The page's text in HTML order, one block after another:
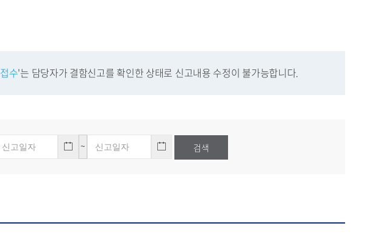
접수'는 담당자가 결함신고를 확인한 상태로 신고내용 수정이 불가능합니다.
~ 검색